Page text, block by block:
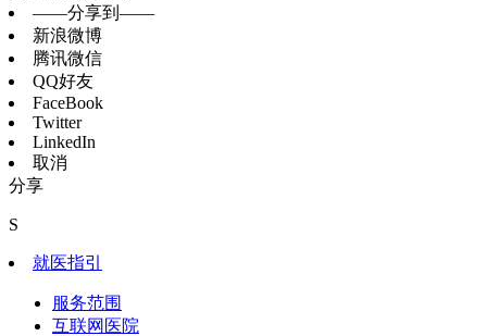
——分享到——
新浪微博
腾讯微信
QQ好友
FaceBook
Twitter
LinkedIn
取消
分享
S
就医指引
服务范围
互联网医院